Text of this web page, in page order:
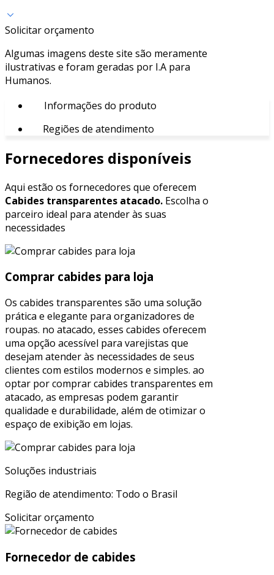
Solicitar orçamento
Algumas imagens deste site são meramente
ilustrativas e foram geradas por I.A para
Humanos.
Informações do produto
Regiões de atendimento
Fornecedores disponíveis
Aqui estão os fornecedores que oferecem
Cabides transparentes atacado. Escolha o
parceiro ideal para atender às suas
necessidades
Comprar cabides para loja
Os cabides transparentes são uma solução
prática e elegante para organizadores de
roupas. no atacado, esses cabides oferecem
uma opção acessível para varejistas que
desejam atender às necessidades de seus
clientes com estilos modernos e simples. ao
optar por comprar cabides transparentes em
atacado, as empresas podem garantir
qualidade e durabilidade, além de otimizar o
espaço de exibição em lojas.
Soluções industriais
Região de atendimento: Todo o Brasil
Solicitar orçamento
Fornecedor de cabides